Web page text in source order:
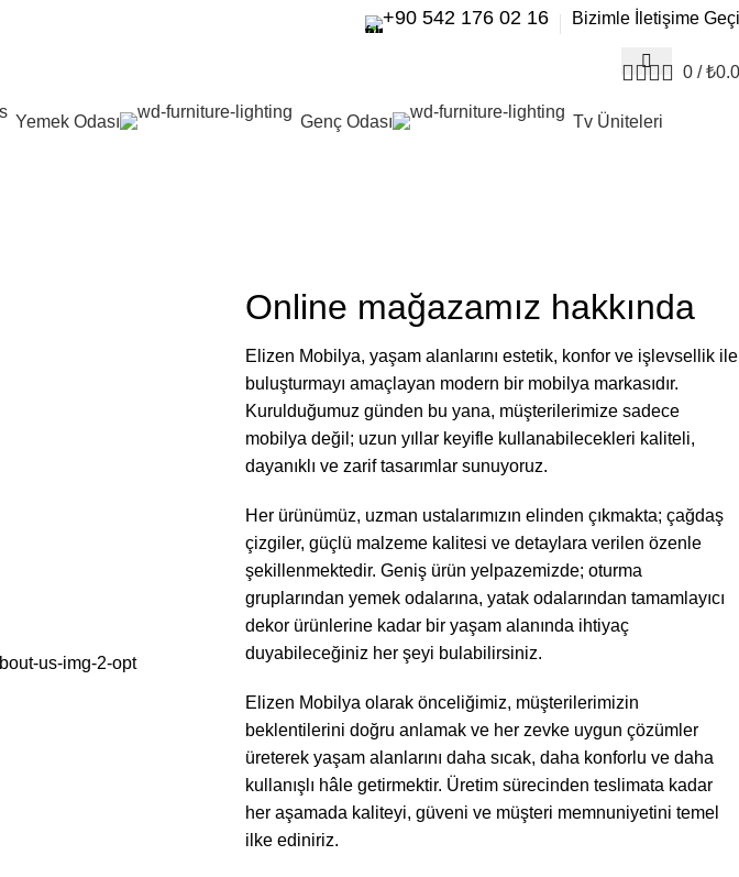
+90 542 176 02 16 Bizimle İletişime
0 / ₺
Yemek Odası Genç Odası Tv Üniteleri
Online mağazamız hakkında
Elizen Mobilya, yaşam alanlarını estetik, konfor ve işlevsellik ile
buluşturmayı amaçlayan modern bir mobilya markasıdır.
Kurulduğumuz günden bu yana, müşterilerimize sadece
mobilya değil; uzun yıllar keyifle kullanabilecekleri kaliteli,
dayanıklı ve zarif tasarımlar sunuyoruz.
Her ürünümüz, uzman ustalarımızın elinden çıkmakta; çağdaş
çizgiler, güçlü malzeme kalitesi ve detaylara verilen özenle
şekillenmektedir. Geniş ürün yelpazemizde; oturma
gruplarından yemek odalarına, yatak odalarından tamamlayıcı
dekor ürünlerine kadar bir yaşam alanında ihtiyaç
duyabileceğiniz her şeyi bulabilirsiniz.
Elizen Mobilya olarak önceliğimiz, müşterilerimizin
beklentilerini doğru anlamak ve her zevke uygun çözümler
üreterek yaşam alanlarını daha sıcak, daha konforlu ve daha
kullanışlı hâle getirmektir. Üretim sürecinden teslimata kadar
her aşamada kaliteyi, güveni ve müşteri memnuniyetini temel
ilke ediniriz.